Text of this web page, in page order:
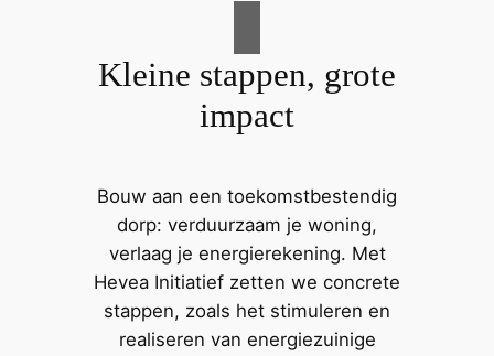
Kleine stappen, grote
impact
Bouw aan een toekomstbestendig
dorp: verduurzaam je woning,
verlaag je energierekening. Met
Hevea Initiatief zetten we concrete
stappen, zoals het stimuleren en
realiseren van energiezuinige